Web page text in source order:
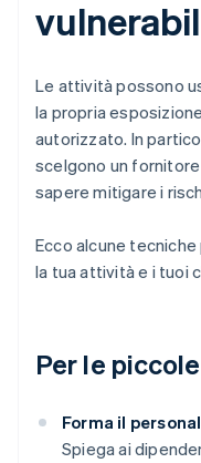
Le attività possono
la propria
autorizzato. In
scelgono un
sapere mitigare i
Ecco alcune
la tua attività e i tuoi
Per le
Forma il
Spiega ai